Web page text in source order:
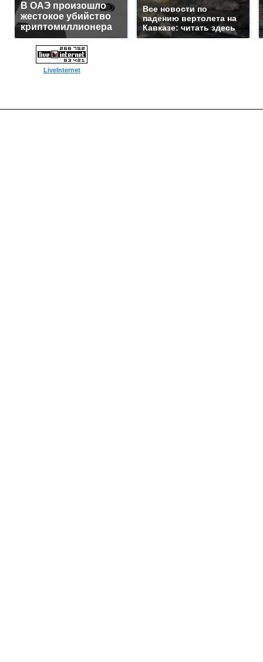
В ОАЭ произошло
жестокое убийство
криптомиллионера
Все новости по
падению вертолета на
Кавказе: читать здесь
LiveInternet